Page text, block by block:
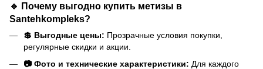
🔹 Почему выгодно купить метизы в
Santehkompleks?
💲 Выгодные цены: Прозрачные условия покупки,
регулярные скидки и акции.
📷 Фото и технические характеристики: Для каждого